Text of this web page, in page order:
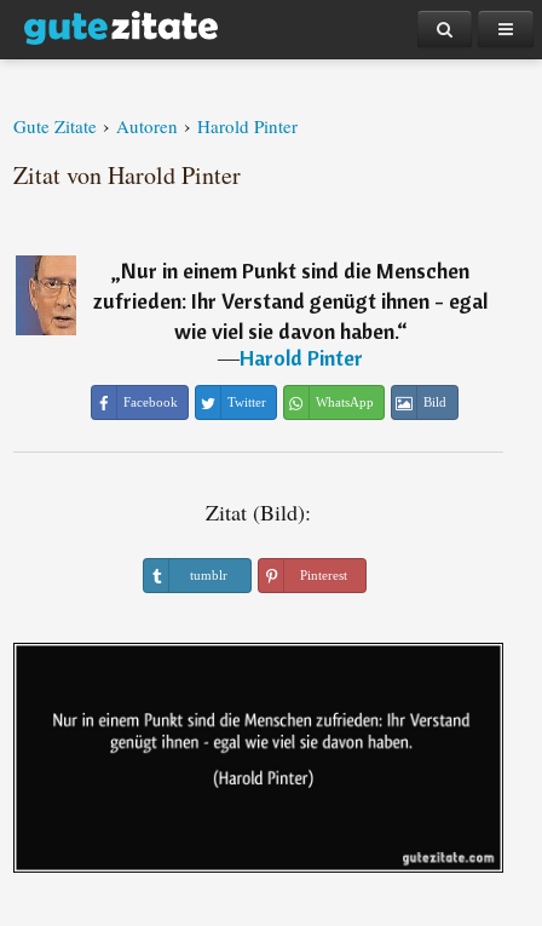
Gute Zitate › Autoren › Harold Pinter
Zitat von Harold Pinter
„Nur in einem Punkt sind die Menschen
zufrieden: Ihr Verstand genügt ihnen - egal
wie viel sie davon haben.“
―Harold Pinter
Facebook Twitter WhatsApp Bild
Zitat (Bild):
tumblr Pinterest